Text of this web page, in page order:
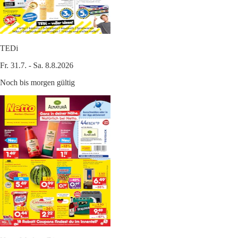
TEDi
Fr. 31.7. - Sa. 8.8.2026
Noch bis morgen gültig